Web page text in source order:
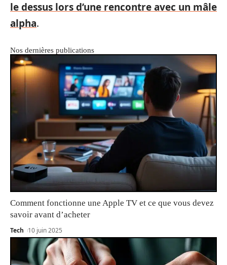
le dessus lors d’une rencontre avec un mâle
alpha.
Nos dernières publications
Comment fonctionne une Apple TV et ce que vous devez
savoir avant d’acheter
Tech 10 juin 2025